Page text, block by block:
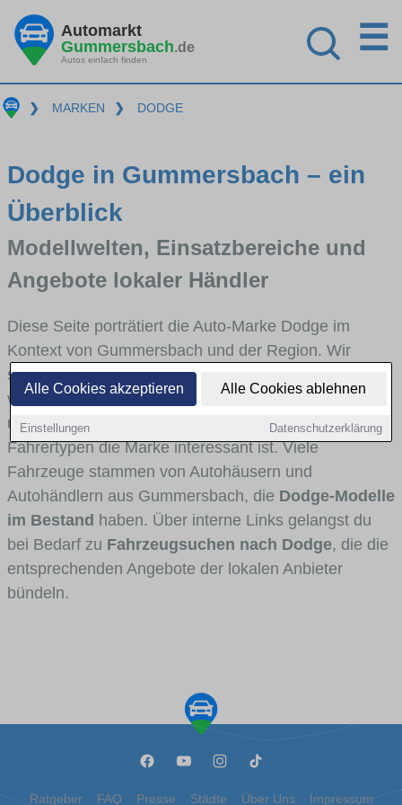
Alle Cookies akzeptieren Alle Cookies ablehnen
Einstellungen Datenschutzerklärung
Automarkt
Gummersbach.de
Autos einfach finden
☰
❯ MARKEN ❯ DODGE
Dodge in Gummersbach – ein
Überblick
Modellwelten, Einsatzbereiche und
Angebote lokaler Händler
Diese Seite porträtiert die Auto-Marke Dodge im
Kontext von Gummersbach und der Region. Wir
skizzieren, in welchen Fahrzeugklassen Dodge stark
vertreten ist, welche Modellreihen häufig im Stadt-
und Umlandverkehr zu sehen sind und für welche
Fahrertypen die Marke interessant ist. Viele
Fahrzeuge stammen von Autohäusern und
Autohändlern aus Gummersbach, die Dodge-Modelle
im Bestand haben. Über interne Links gelangst du
bei Bedarf zu Fahrzeugsuchen nach Dodge, die die
entsprechenden Angebote der lokalen Anbieter
bündeln.
Ratgeber FAQ Presse Städte Über Uns Impressum